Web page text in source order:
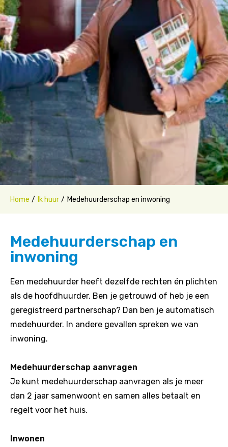
Home Ik huur Medehuurderschap en inwoning
Medehuurderschap en
inwoning
Een medehuurder heeft dezelfde rechten én plichten
als de hoofdhuurder. Ben je getrouwd of heb je een
geregistreerd partnerschap? Dan ben je automatisch
medehuurder. In andere gevallen spreken we van
inwoning.
Medehuurderschap aanvragen
Je kunt medehuurderschap aanvragen als je meer
dan 2 jaar samenwoont en samen alles betaalt en
regelt voor het huis.
Inwonen